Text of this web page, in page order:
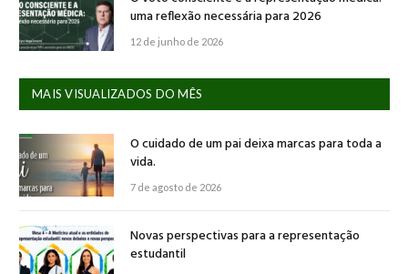
uma reflexão necessária para 2026
12 de junho de 2026
MAIS VISUALIZADOS DO MÊS
O cuidado de um pai deixa marcas para toda a
vida.
7 de agosto de 2026
Novas perspectivas para a representação
estudantil